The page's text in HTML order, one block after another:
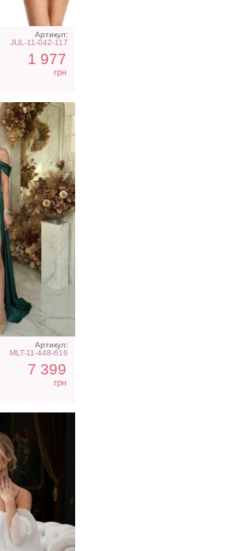
Артикул:
JUL-11-042-117
1 977
грн
Артикул:
MLT-11-448-616
7 399
грн
белое